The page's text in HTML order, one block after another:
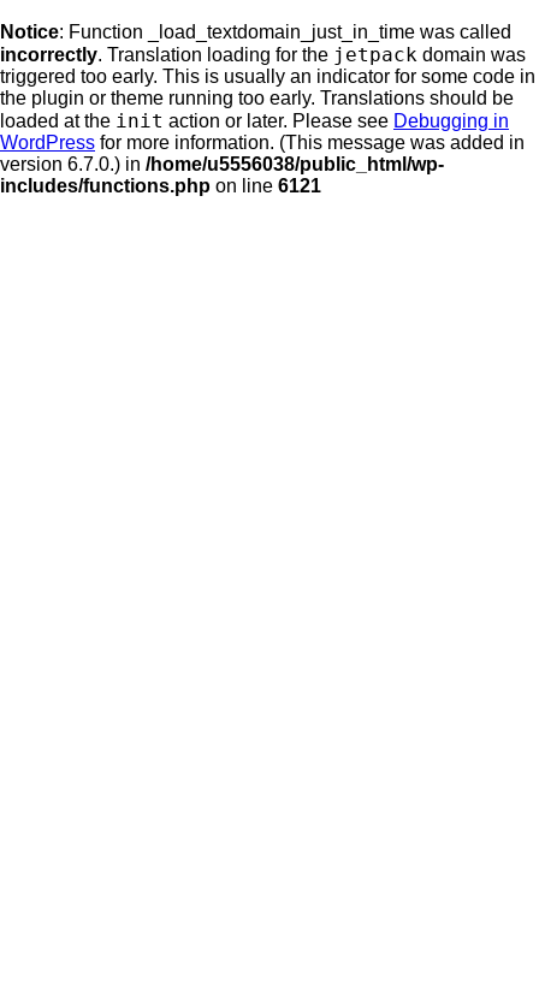
Notice: Function _load_textdomain_just_in_time was called
incorrectly. Translation loading for the jetpack domain was
triggered too early. This is usually an indicator for some code in
the plugin or theme running too early. Translations should be
loaded at the init action or later. Please see Debugging in
WordPress for more information. (This message was added in
version 6.7.0.) in /home/u5556038/public_html/wp-
includes/functions.php on line 6121